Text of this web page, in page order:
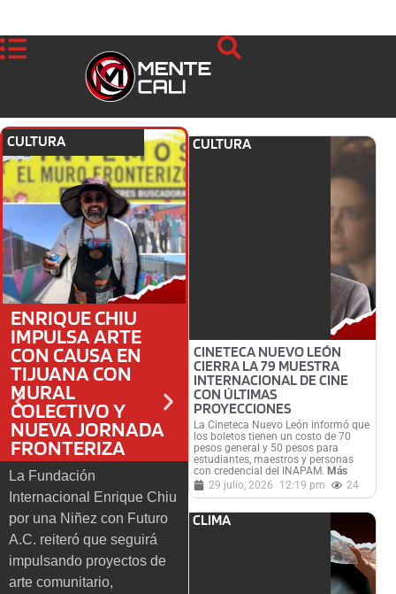
CULTURA
ENRIQUE CHIU
IMPULSA ARTE
CON CAUSA EN
TIJUANA CON
MURAL
COLECTIVO Y
NUEVA JORNADA
FRONTERIZA
La Fundación
Internacional Enrique Chiu
por una Niñez con Futuro
A.C. reiteró que seguirá
impulsando proyectos de
arte comunitario,
LOCALES,POLÍTICA
AMPLÍAN ZONA
METROPOLITANA
DEL VALLE DE
MÉXICO A 84
MUNICIPIOS Y
ALCALDÍAS
Brugada señaló que el
Valle de México concentra
23 millones de habitantes,
el 17% de la población del
país, y aporta el 28% del
CULTURA
CINETECA NUEVO LEÓN
CIERRA LA 79 MUESTRA
INTERNACIONAL DE CINE
CON ÚLTIMAS
PROYECCIONES
La Cineteca Nuevo León informó que
los boletos tienen un costo de 70
pesos general y 50 pesos para
estudiantes, maestros y personas
con credencial del INAPAM. Más
29 julio, 2026
12:19 pm 24
CLIMA